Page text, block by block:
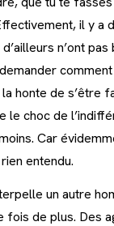
il y a
n’ont pas
la honte de s’être
le choc de
Car
entendu.
un autre
fois de plus. Des